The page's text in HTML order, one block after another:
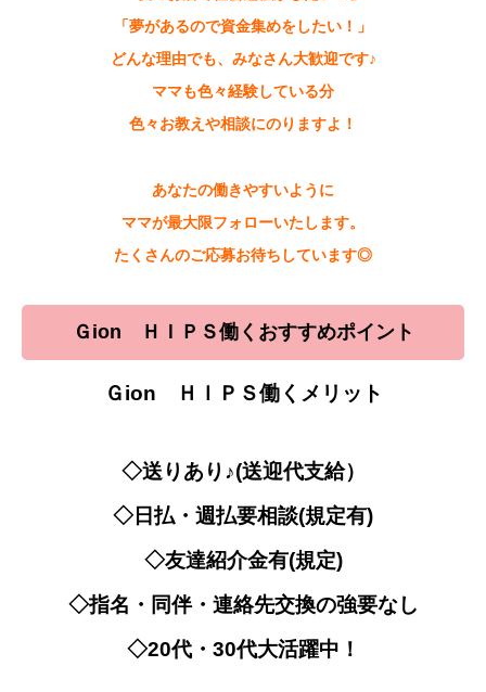
「夢があるので資金集めをしたい！」
どんな理由でも、みなさん大歓迎です♪
ママも色々経験している分
色々お教えや相談にのりますよ！
あなたの働きやすいように
ママが最大限フォローいたします。
たくさんのご応募お待ちしています◎
Ｇion ＨＩＰＳ働くおすすめポイント
Ｇion ＨＩＰＳ働くメリット
◇送りあり♪(送迎代支給）
◇日払・週払要相談(規定有)
◇友達紹介金有(規定)
◇指名・同伴・連絡先交換の強要なし
◇20代・30代大活躍中！